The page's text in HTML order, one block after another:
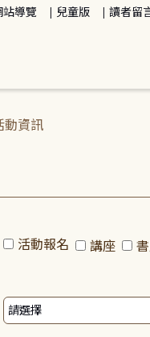
站導覽 兒童版 讀者留
動資訊
活動報名 講座